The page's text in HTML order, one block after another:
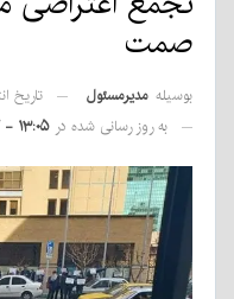
صمت
بوسیله مدیرمسئول تاریخ
به روز رسانی شده در ۱۳:۰۵ - ۱۷ بهمن ۱۴۰۱